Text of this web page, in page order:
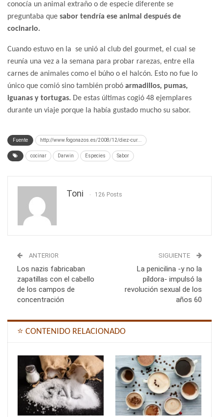
conocía un animal extraño o de especie diferente se
preguntaba que sabor tendría ese animal después de
cocinarlo.
Cuando estuvo en la se unió al club del gourmet, el cual se
reunía una vez a la semana para probar rarezas, entre ella
carnes de animales como el búho o el halcón. Esto no fue lo
único que comió sino también probó armadillos, pumas,
iguanas y tortugas. De estas últimas cogió 48 ejemplares
durante un viaje porque la había gustado mucho su sabor.
Fuente http://www.fogonazos.es/2008/12/diez-cur...
cocinar Darwin Especies Sabor
Toni 126 Posts
ANTERIOR
Los nazis fabricaban
zapatillas con el cabello
de los campos de
concentración
SIGUIENTE
La penicilina -y no la
píldora- impulsó la
revolución sexual de los
años 60
⭐ CONTENIDO RELACIONADO